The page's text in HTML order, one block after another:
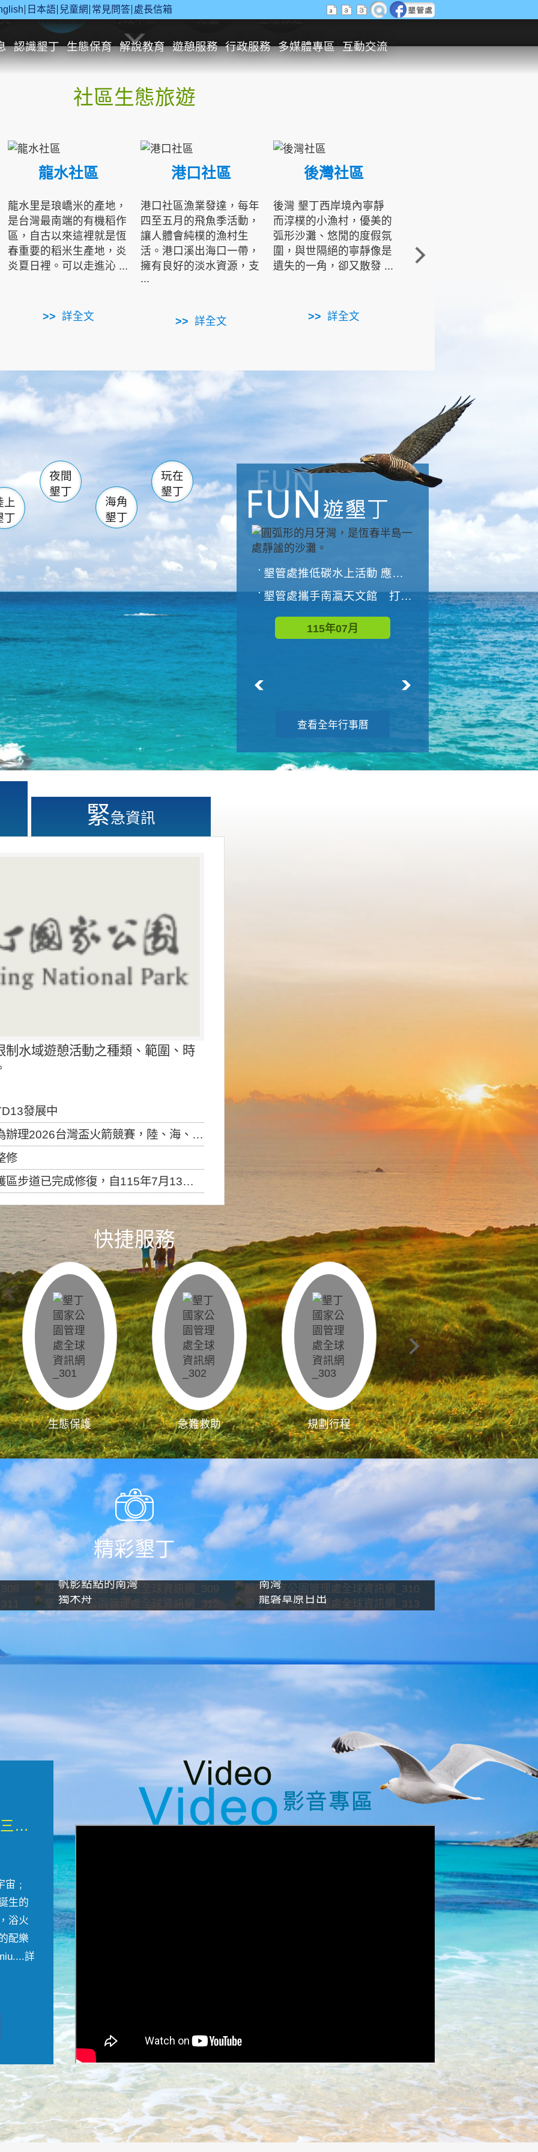
日本語 兒童網 常見問答 處長信箱
認識墾丁 生態保育 解說教育 遊憩服務 行政服務 多媒體專區 互動交流
休閒遊憩 行政申辦 兒童 生態旅遊
社區生態旅遊
龍水社區
龍水里是琅嶠米的產地，
是台灣最南端的有機稻作
區，自古以來這裡就是恆
春重要的稻米生產地，炎
炎夏日裡。可以走進沁 ...
詳全文
港口社區
港口社區漁業發達，每年
四至五月的飛魚季活動，
讓人體會純樸的漁村生
活。港口溪出海口一帶，
擁有良好的淡水資源，支
...
詳全文
後灣社區
後灣 墾丁西岸境內寧靜
而淳樸的小漁村，優美的
弧形沙灘、悠閒的度假氛
圍，與世隔絕的寧靜像是
遺失的一角，卻又散發 ...
詳全文
角的端點，冬季海浪拍打
著礁岸，旺盛的侵蝕作
南仁湖
滿州 佳樂水
森林遊樂區
墾管處遊客中心
社頂公園 風吹沙
船帆石 龍磐公園
香蕉灣 龍坑
鵝鑾鼻
上
丁
夜間
墾丁
海角
墾丁
玩在
墾丁
墾管處推低碳水上活動 應屆畢業生限額免費參加
墾管處攜手南瀛天文館 打造沉浸式天文探索營隊
115年07月
與國家公園有約-優游潮間
115年08月
查看全年行事曆
緊急資訊
水域遊憩活動之種類、範圍、時
發展中
盃火箭競賽，陸、海、空域警戒及協調相關事宜，因颱風備案事宜
修
，自115年7月13日（星期一）起恢復開放入園，歡迎民眾依規定申請入園....
快捷服務
生態保護 急難救助 規劃行程 影像直播
精彩墾丁
帆影點點的南灣
南灣
獨木舟
龍磐草原日出
微觀墾丁三部曲 重生....
﹔
生的
浴火
配樂
詳